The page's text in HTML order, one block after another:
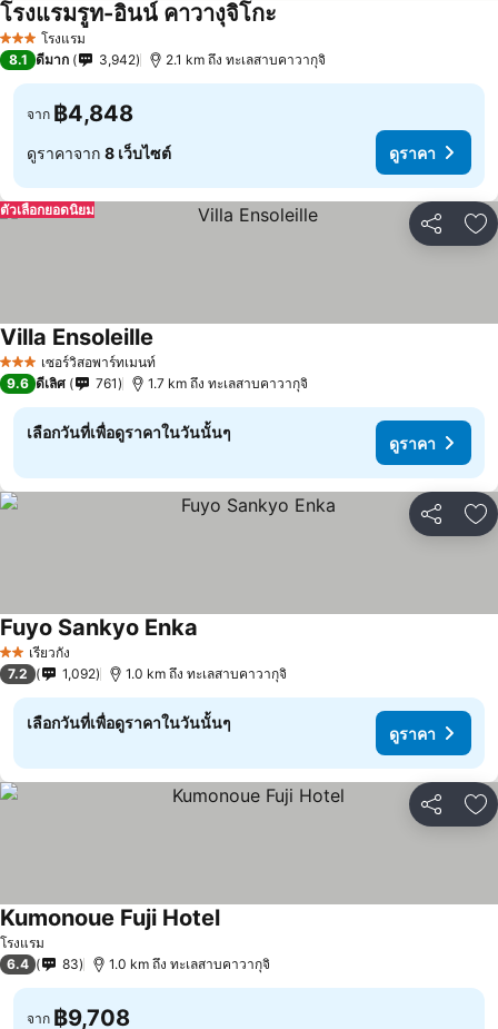
3 ดาว โรงแรม
โรงแรมรูท-อินน์ คาวางุจิโกะ
8.1 ดีมาก 3,942 2.1 km ถึง ทะเลสาบคาวากุจิ
จาก ฿4,848
ดูราคาจาก 8 เว็บไซต์ ดูราคา
แชร์ เ
ตัวเลือกยอดนิยม
3 ดาว เซอร์วิสอพาร์ทเมนท์
Villa Ensoleilleดูราคา
9.6 ดีเลิศ 761 1.7 km ถึง ทะเลสาบคาวากุจิ
เลือกวันที่เพื่อดูราคาในวันนั้นๆ
ดูราคา
แชร์ เ
2 ดาวเรียวกัง
Fuyo Sankyo Enka
7.2 1,092 1.0 km ถึง ทะเลสาบคาวากุจิ
เลือกวันที่เพื่อดูราคาในวันนั้นๆ
ดูราคา
แชร์ เ
โรงแรม
Kumonoue Fuji Hotelดูราคา
6.4 83 1.0 km ถึง ทะเลสาบคาวากุจิ
จาก ฿9,708